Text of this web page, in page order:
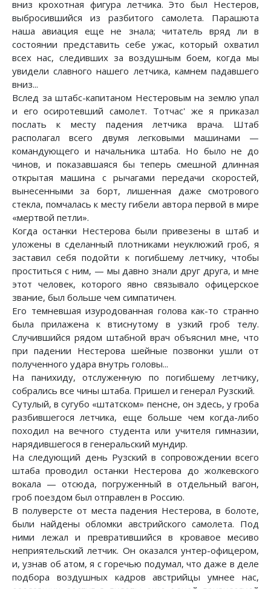
вниз крохотная фигура летчика. Это был Нестеров,
выбросившийся из разбитого самолета. Парашюта
наша авиация еще не знала; читатель вряд ли в
состоянии представить себе ужас, который охватил
всех нас, следивших за воздушным боем, когда мы
увидели славного нашего летчика, камнем падавшего
вниз...
Вслед за штабс-капитаном Нестеровым на землю упал
и его осиротевший самолет. Тотчас' же я приказал
послать к месту падения летчика врача. Штаб
располагал всего двумя легковыми машинами —
командующего и начальника штаба. Но было не до
чинов, и показавшаяся бы теперь смешной длинная
открытая машина с рычагами передачи скоростей,
вынесенными за борт, лишенная даже смотрового
стекла, помчалась к месту гибели автора первой в мире
«мертвой петли».
Когда останки Нестерова были привезены в штаб и
уложены в сделанный плотниками неуклюжий гроб, я
заставил себя подойти к погибшему летчику, чтобы
проститься с ним, — мы давно знали друг друга, и мне
этот человек, которого явно связывало офицерское
звание, был больше чем симпатичен.
Его темневшая изуродованная голова как-то странно
была прилажена к втиснутому в узкий гроб телу.
Случившийся рядом штабной врач объяснил мне, что
при падении Нестерова шейные позвонки ушли от
полученного удара внутрь головы...
На панихиду, отслуженную по погибшему летчику,
собрались все чины штаба. Пришел и генерал Рузский.
Сутулый, в сугубо «штатском» пенсне, он здесь, у гроба
разбившегося летчика, еще больше чем когда-либо
походил на вечного студента или учителя гимназии,
нарядившегося в генеральский мундир.
На следующий день Рузский в сопровождении всего
штаба проводил останки Нестерова до жолкевского
вокала — отсюда, погруженный в отдельный вагон,
гроб поездом был отправлен в Россию.
В полуверсте от места падения Нестерова, в болоте,
были найдены обломки австрийского самолета. Под
ними лежал и превратившийся в кровавое месиво
неприятельский летчик. Он оказался унтер-офицером,
и, узнав об атом, я с горечью подумал, что даже в деле
подбора воздушных кадров австрийцы умнее нас,